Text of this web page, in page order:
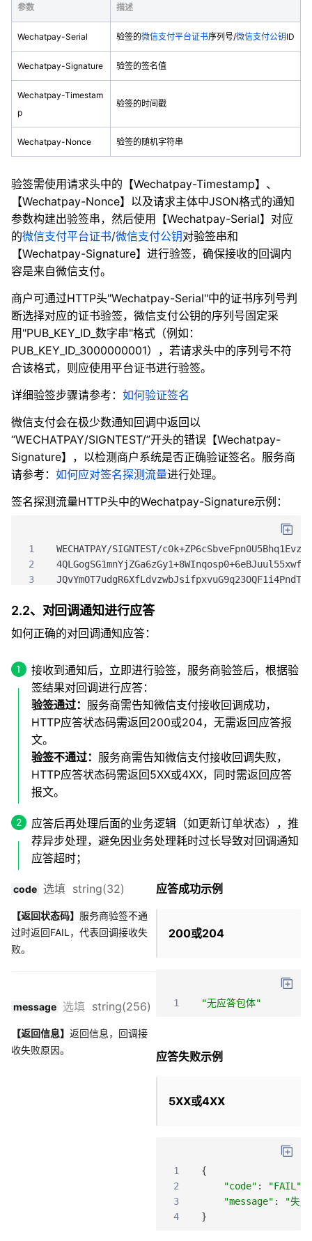
参数 描述
Wechatpay-Serial 验签的微信支付平台证书序列号/微信支付公钥 ID
Wechatpay-Signature 验签的签名值
Wechatpay-Timestam
p
验签的时间戳
Wechatpay-Nonce 验签的随机字符串
验签需使用请求头中的【Wechatpay-Timestamp】、
【Wechatpay-Nonce】以及请求主体中JSON格式的通知
参数构建出验签串，然后使用【Wechatpay-Serial】对应
的微信支付平台证书/微信支付公钥对验签串和
【Wechatpay-Signature】进行验签，确保接收的回调内
容是来自微信支付。
商户可通过HTTP头"Wechatpay-Serial"中的证书序列号判
断选择对应的证书验签，微信支付公钥的序列号固定采
用"PUB_KEY_ID_数字串"格式（例如：
PUB_KEY_ID_3000000001），若请求头中的序列号不符
合该格式，则应使用平台证书进行验签。
详细验签步骤请参考： 如何验证签名
微信支付会在极少数通知回调中返回以
“WECHATPAY/SIGNTEST/”开头的错误【Wechatpay-
Signature】，以检测商户系统是否正确验证签名。 服务商
请参考： 如何应对签名探测流量进行处理。
签名探测流量HTTP头中的Wechatpay-Signature示例：
1
WECHATPAY/SIGNTEST/
2
3
2.2、对回调通知进行应答
如何正确的对回调通知应答：
接收到通知后，立即进行验签，服务商验签后，根据验
签结果对回调进行应答：
验签通过： 服务商需告知微信支付接收回调成功，
HTTP应答状态码需返回200或204，无需返回应答报
文。
验签不通过： 服务商需告知微信支付接收回调失败，
HTTP应答状态码需返回5XX或4XX，同时需返回应答
报文。
应答后再处理后面的业务逻辑（如更新订单状态），推
荐异步处理，避免因业务处理耗时过长导致对回调通知
应答超时；
code 选填 string(32)
【返回状态码】 服务商验签不通
过时返回FAIL，代表回调接收失
败。
message 选填 string(256)
【返回信息】 返回信息，回调接
收失败原因。
应答成功示例
200或204
1 "无应答包体"
应答失败示例
5XX或4XX
1
{
2
"code" : "FAIL"
3
"message" :
"失
4
}